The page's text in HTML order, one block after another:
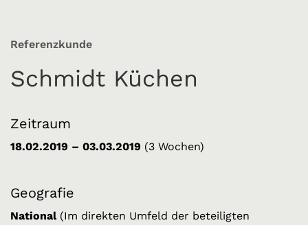
Referenzkunde
Schmidt Küchen
Zeitraum
18.02.2019 – 03.03.2019 (3 Wochen)
Geografie
National (Im direkten Umfeld der beteiligten